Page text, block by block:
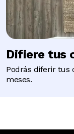
Difiere tus
Podrás diferir tus
meses.